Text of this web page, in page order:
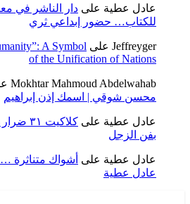
عادل عطية على دار الناشر في
للكتاب… حضور إبداعي ثري
Jeffreyger على A Symbol
of the Unification of Nations
Mokhtar Mahmoud Abdelwahab
محسن شوقي | اسمك إذن إبراهيم
عادل عطية على
بفن الزجل
عادل عطية على أشواك متناثرة
عادل عطية